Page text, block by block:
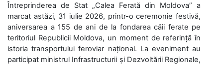
Întreprinderea de Stat „Calea Ferată din Moldova” a
marcat astăzi, 31 iulie 2026, printr-o ceremonie festivă,
aniversarea a 155 de ani de la fondarea căii ferate pe
teritoriul Republicii Moldova, un moment de referință în
istoria transportului feroviar național. La eveniment au
participat ministrul Infrastructurii și Dezvoltării Regionale,